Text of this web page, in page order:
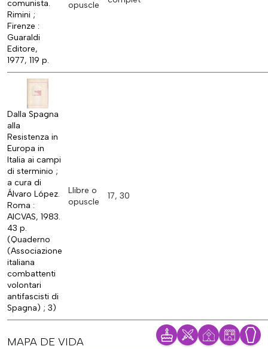
comunista.
Rimini ;
Firenze :
Guaraldi
Editore,
1977, 119 p.
opuscle
Dalla Spagna
alla
Resistenza in
Europa in
Italia ai campi
di sterminio ;
a cura di
Álvaro López.
Roma :
AICVAS, 1983.
43 p.
(Quaderno
(Associazione
italiana
combattenti
volontari
antifascisti di
Spagna) ; 3)
Llibre o
opuscle
17, 30
MAPA DE VIDA